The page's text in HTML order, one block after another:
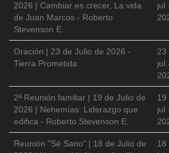
2026 | Cambiar es crecer, La vida
de Juan Marcos - Roberto
Stevenson E.
jul
Oración | 23 de Julio de 2026 -
Tierra Prometida
23
jul
2ª Reunión familiar | 19 de Julio de
2026 | Nehemías: Liderazgo que
edifica - Roberto Stevenson E.
19
jul
Reunión "Sé Sano" | 18 de Julio de
18